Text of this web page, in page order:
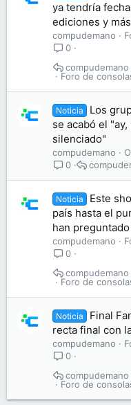
ya tendría
ediciones y
compudemano
0
Foro de
compudemano
Noticia
Los
se acabó el
silenciado"
compudemano
0
Noticia
Este
país hasta el
han
compudemano
0
Foro de
compudemano
Noticia
Final
recta final con
compudemano
0
Foro de
compudemano